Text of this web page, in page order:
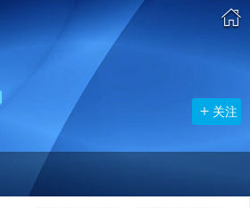
关注